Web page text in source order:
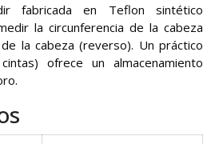
fabricada en Teflon sintético
la circunferencia de la cabeza
la cabeza (reverso). Un práctico
ofrece un almacenamiento